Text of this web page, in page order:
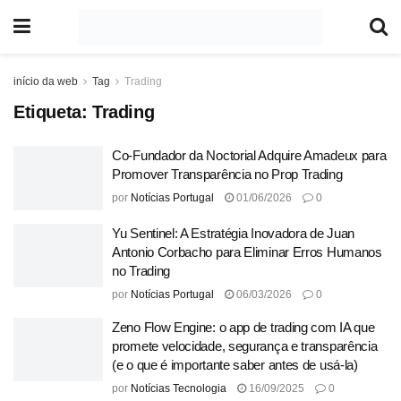
início da web Tag Trading
Etiqueta: Trading
Co-Fundador da Noctorial Adquire Amadeux para
Promover Transparência no Prop Trading
por Notícias Portugal 01/06/2026 0
Yu Sentinel: A Estratégia Inovadora de Juan
Antonio Corbacho para Eliminar Erros Humanos
no Trading
por Notícias Portugal 06/03/2026 0
Zeno Flow Engine: o app de trading com IA que
promete velocidade, segurança e transparência
(e o que é importante saber antes de usá-la)
por Notícias Tecnologia 16/09/2025 0